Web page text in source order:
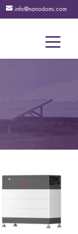
info@nanodomi.com